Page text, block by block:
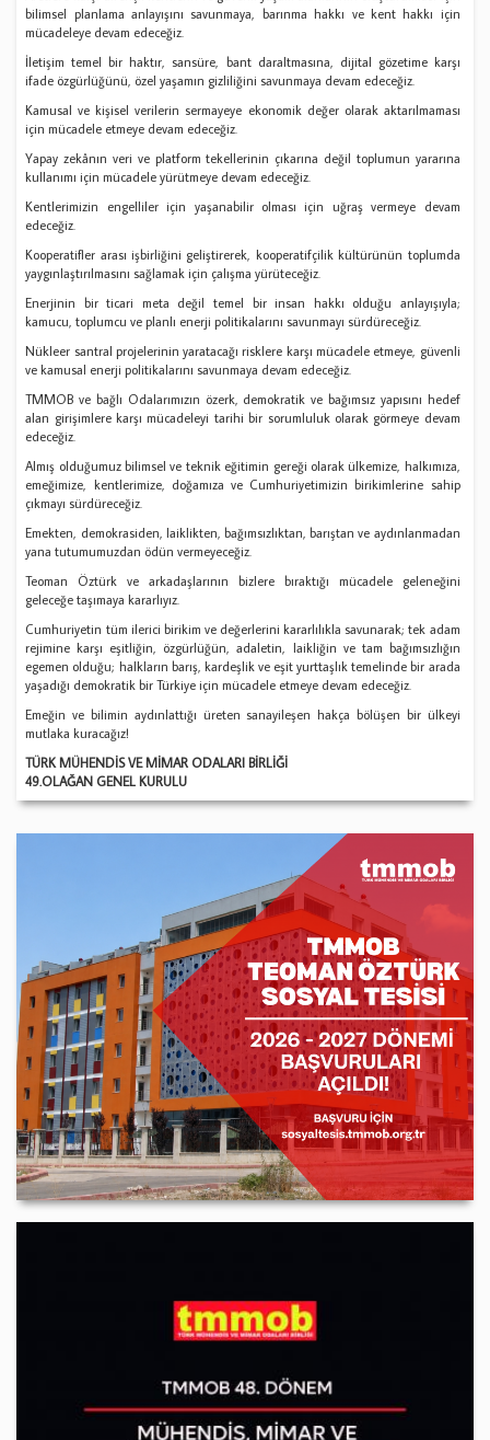
bilimsel planlama anlayışını savunmaya, barınma hakkı ve kent hakkı için
mücadeleye devam edeceğiz.
İletişim temel bir haktır, sansüre, bant daraltmasına, dijital gözetime karşı
ifade özgürlüğünü, özel yaşamın gizliliğini savunmaya devam edeceğiz.
Kamusal ve kişisel verilerin sermayeye ekonomik değer olarak aktarılmaması
için mücadele etmeye devam edeceğiz.
Yapay zekânın veri ve platform tekellerinin çıkarına değil toplumun yararına
kullanımı için mücadele yürütmeye devam edeceğiz.
Kentlerimizin engelliler için yaşanabilir olması için uğraş vermeye devam
edeceğiz.
Kooperatifler arası işbirliğini geliştirerek, kooperatifçilik kültürünün toplumda
yaygınlaştırılmasını sağlamak için çalışma yürüteceğiz.
Enerjinin bir ticari meta değil temel bir insan hakkı olduğu anlayışıyla;
kamucu, toplumcu ve planlı enerji politikalarını savunmayı sürdüreceğiz.
Nükleer santral projelerinin yaratacağı risklere karşı mücadele etmeye, güvenli
ve kamusal enerji politikalarını savunmaya devam edeceğiz.
TMMOB ve bağlı Odalarımızın özerk, demokratik ve bağımsız yapısını hedef
alan girişimlere karşı mücadeleyi tarihi bir sorumluluk olarak görmeye devam
edeceğiz.
Almış olduğumuz bilimsel ve teknik eğitimin gereği olarak ülkemize, halkımıza,
emeğimize, kentlerimize, doğamıza ve Cumhuriyetimizin birikimlerine sahip
çıkmayı sürdüreceğiz.
Emekten, demokrasiden, laiklikten, bağımsızlıktan, barıştan ve aydınlanmadan
yana tutumumuzdan ödün vermeyeceğiz.
Teoman Öztürk ve arkadaşlarının bizlere bıraktığı mücadele geleneğini
geleceğe taşımaya kararlıyız.
Cumhuriyetin tüm ilerici birikim ve değerlerini kararlılıkla savunarak; tek adam
rejimine karşı eşitliğin, özgürlüğün, adaletin, laikliğin ve tam bağımsızlığın
egemen olduğu; halkların barış, kardeşlik ve eşit yurttaşlık temelinde bir arada
yaşadığı demokratik bir Türkiye için mücadele etmeye devam edeceğiz.
Emeğin ve bilimin aydınlattığı üreten sanayileşen hakça bölüşen bir ülkeyi
mutlaka kuracağız!
TÜRK MÜHENDİS VE MİMAR ODALARI BİRLİĞİ
49.OLAĞAN GENEL KURULU